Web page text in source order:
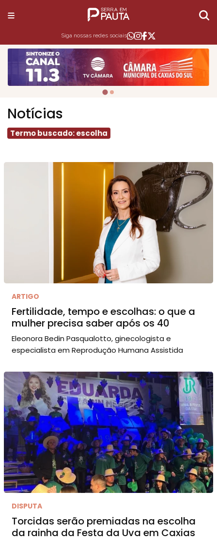
Siga nossas redes sociais
Notícias
Termo buscado: escolha
ARTIGO
Fertilidade, tempo e escolhas: o que a
mulher precisa saber após os 40
Eleonora Bedin Pasqualotto, ginecologista e
especialista em Reprodução Humana Assistida
DISPUTA
Torcidas serão premiadas na escolha
da rainha da Festa da Uva em Caxias